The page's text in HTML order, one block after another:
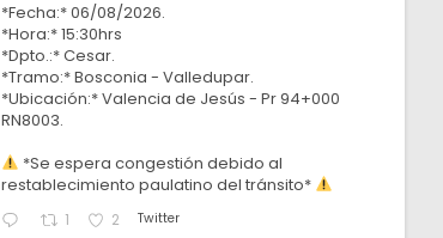
*Fecha:* 06/08/2026.
*Hora:* 15:30hrs
*Dpto.:* Cesar.
*Tramo:* Bosconia - Valledupar.
*Ubicación:* Valencia de Jesús - Pr 94+000
RN8003.
*Se espera congestión debido al
restablecimiento paulatino del tránsito*
1 2 Twitter